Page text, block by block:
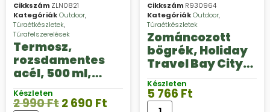
Cikkszám ZLN0821
KategóriákOutdoor,
Túraétkészletek,
Túrafelszerelések
Termosz,
rozsdamentes
acél, 500 ml,
fehér
Készleten
2 990Ft2 690 Ft
Cikkszám R930964
KategóriákOutdoor,
Túraétkészletek
Zománcozott
bögrék, Holiday
Travel Bay City,
400 ml
Készleten
5 766 Ft